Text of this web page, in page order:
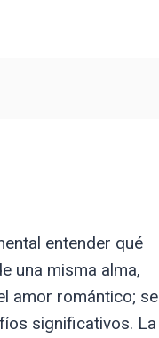
entender qué
una misma alma,
amor romántico; se
significativos. La